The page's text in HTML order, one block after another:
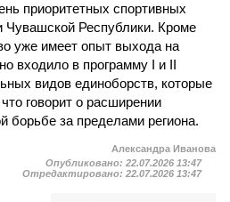
приоритетных спортивных
Чувашской Республики. Кроме
уже имеет опыт выхода на
входило в программу I и II
видов единоборств, которые
говорит о расширении
борьбе за пределами региона.
Александра Иванова
Опубликовано: 22.07.2026 13:47
Отредактировано: 22.07.2026 13:47